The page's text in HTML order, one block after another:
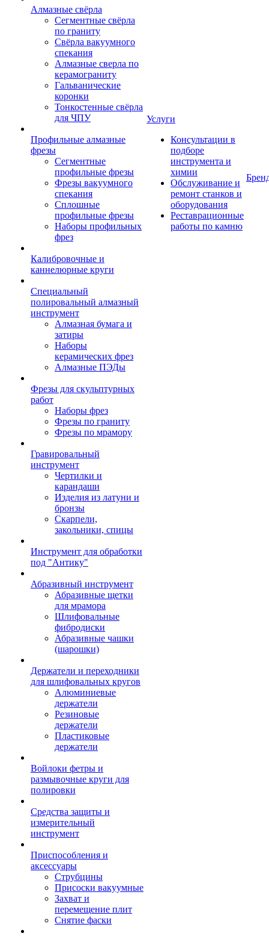
Алмазные свёрла
Сегментные свёрла
по граниту
Свёрла вакуумного
спекания
Алмазные сверла по
керамограниту
Гальванические
коронки
Тонкостенные свёрла
для ЧПУ
Профильные алмазные
фрезы
Сегментные
профильные фрезы
Фрезы вакуумного
спекания
Сплошные
профильные фрезы
Наборы профильных
фрез
Калибровочные и
каннелюрные круги
Специальный
полировальный алмазный
инструмент
Алмазная бумага и
затиры
Наборы
керамических фрез
Алмазные ПЭДы
Фрезы для скульптурных
работ
Наборы фрез
Фрезы по граниту
Фрезы по мрамору
Гравировальный
инструмент
Чертилки и
карандаши
Изделия из латуни и
бронзы
Скарпели,
закольники, спицы
Инструмент для обработки
под "Антику"
Абразивный инструмент
Абразивные щетки
для мрамора
Шлифовальные
фибродиски
Абразивные чашки
(шарошки)
Держатели и переходники
для шлифовальных кругов
Алюминиевые
держатели
Резиновые
держатели
Пластиковые
держатели
Войлоки фетры и
размывочные круги для
полировки
Средства защиты и
измерительный
инструмент
Приспособления и
аксессуары
Струбцины
Присоски вакуумные
Захват и
перемещение плит
Снятие фаски
Услуги
Консультации в
подборе
инструмента и
химии
Обслуживание и
ремонт станков и
оборудования
Реставрационные
работы по камню